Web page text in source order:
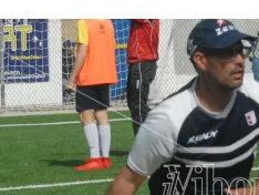
AMBIENTE
SOCIETÀ
CULTURA
ECONOMIA E LAVORO